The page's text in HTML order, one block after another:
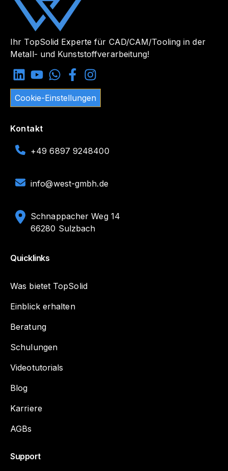
Ihr TopSolid Experte für CAD/CAM/Tooling in der
Metall- und Kunststoffverarbeitung!
Cookie-Einstellungen
Kontakt
+49 6897 9248400
info@west-gmbh.de
Schnappacher Weg 14
66280 Sulzbach
Quicklinks
Was bietet TopSolid
Einblick erhalten
Beratung
Schulungen
Videotutorials
Blog
Karriere
AGBs
Support